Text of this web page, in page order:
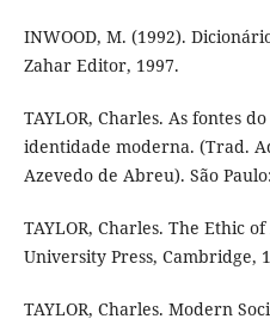
INWOOD, M. (1992).
Zahar Editor, 1997.
TAYLOR, Charles. As fontes
identidade moderna. (Trad.
Azevedo de Abreu). São
TAYLOR, Charles. The Ethic
University Press, Cambridge,
TAYLOR, Charles. Modern